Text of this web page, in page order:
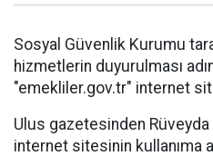
Sosyal Güvenlik Kurumu
hizmetlerin duyurulması
"emekliler.gov.tr" internet
Ulus gazetesinden
internet sitesinin kullanıma